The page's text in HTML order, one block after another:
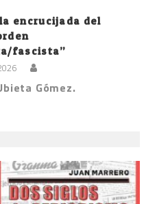
encrucijada del
fascista”
Gómez.